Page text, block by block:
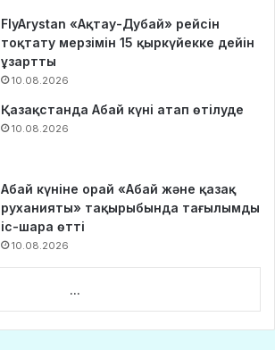
FlyArystan «Ақтау-Дубай» рейсін
тоқтату мерзімін 15 қыркүйекке дейін
ұзартты
10.08.2026
Қазақстанда Абай күні атап өтілуде
10.08.2026
Абай күніне орай «Абай және қазақ
руханияты» тақырыбында тағылымды
іс-шара өтті
10.08.2026
...